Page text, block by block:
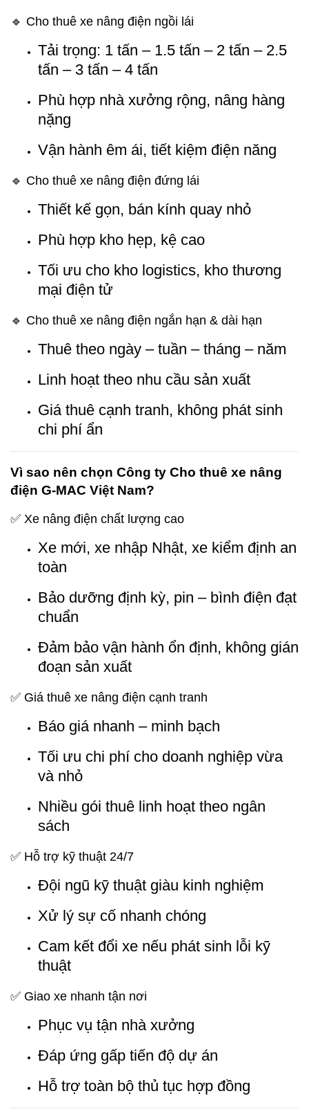
🔹 Cho thuê xe nâng điện ngồi lái
Tải trọng: 1 tấn – 1.5 tấn – 2 tấn – 2.5
tấn – 3 tấn – 4 tấn
Phù hợp nhà xưởng rộng, nâng hàng
nặng
Vận hành êm ái, tiết kiệm điện năng
🔹 Cho thuê xe nâng điện đứng lái
Thiết kế gọn, bán kính quay nhỏ
Phù hợp kho hẹp, kệ cao
Tối ưu cho kho logistics, kho thương
mại điện tử
🔹 Cho thuê xe nâng điện ngắn hạn & dài hạn
Thuê theo ngày – tuần – tháng – năm
Linh hoạt theo nhu cầu sản xuất
Giá thuê cạnh tranh, không phát sinh
chi phí ẩn
Vì sao nên chọn Công ty Cho thuê xe nâng
điện G-MAC Việt Nam?
✅ Xe nâng điện chất lượng cao
Xe mới, xe nhập Nhật, xe kiểm định an
toàn
Bảo dưỡng định kỳ, pin – bình điện đạt
chuẩn
Đảm bảo vận hành ổn định, không gián
đoạn sản xuất
✅ Giá thuê xe nâng điện cạnh tranh
Báo giá nhanh – minh bạch
Tối ưu chi phí cho doanh nghiệp vừa
và nhỏ
Nhiều gói thuê linh hoạt theo ngân
sách
✅ Hỗ trợ kỹ thuật 24/7
Đội ngũ kỹ thuật giàu kinh nghiệm
Xử lý sự cố nhanh chóng
Cam kết đổi xe nếu phát sinh lỗi kỹ
thuật
✅ Giao xe nhanh tận nơi
Phục vụ tận nhà xưởng
Đáp ứng gấp tiến độ dự án
Hỗ trợ toàn bộ thủ tục hợp đồng